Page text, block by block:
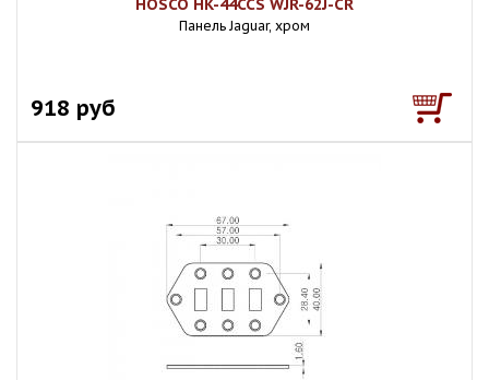
HOSCO HK-44CCS WJR-62J-CR
Панель Jaguar, хром
918 руб